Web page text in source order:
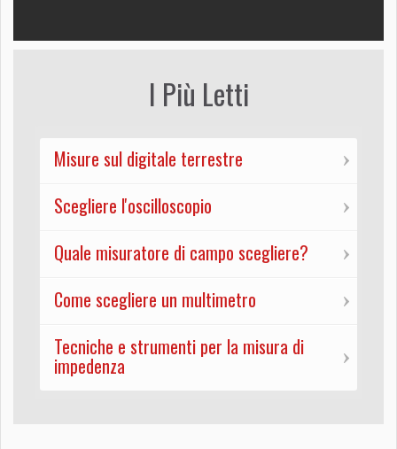
I Più Letti
Misure sul digitale terrestre
Scegliere l'oscilloscopio
Quale misuratore di campo scegliere?
Come scegliere un multimetro
Tecniche e strumenti per la misura di
impedenza